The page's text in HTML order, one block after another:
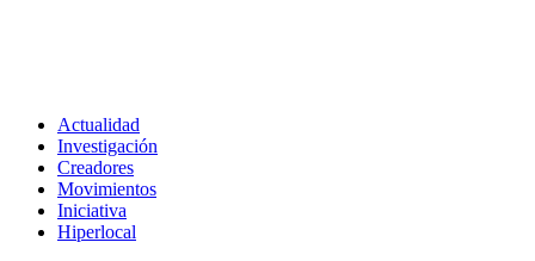
Actualidad
Investigación
Creadores
Movimientos
Iniciativa
Hiperlocal